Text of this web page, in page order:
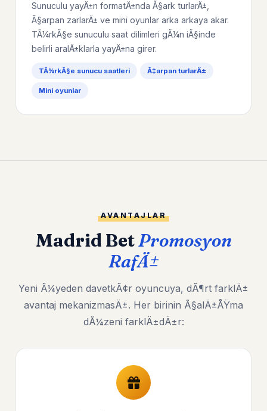
Sunuculu yayÄ±n formatÄ±nda Ã§ark turlarÄ±,
Ã§arpan zarlarÄ± ve mini oyunlar arka arkaya akar.
TÃ¼rkÃ§e sunuculu saat dilimleri gÃ¼n iÃ§inde
belirli aralÄ±klarla yayÄ±na girer.
TÃ¼rkÃ§e sunucu saatleri Ã‡arpan turlarÄ±
Mini oyunlar
AVANTAJLAR
Madrid BetPromosyon
RafÄ±
Yeni Ã¼yeden davetkÃ¢r oyuncuya, dÃ¶rt farklÄ±
avantaj mekanizmasÄ±. Her birinin Ã§alÄ±ÅŸma
dÃ¼zeni farklÄ±dÄ±r: